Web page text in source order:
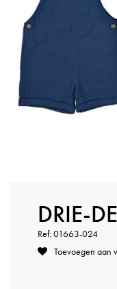
DRIE-
Ref: 01663-024
Toevoegen aan